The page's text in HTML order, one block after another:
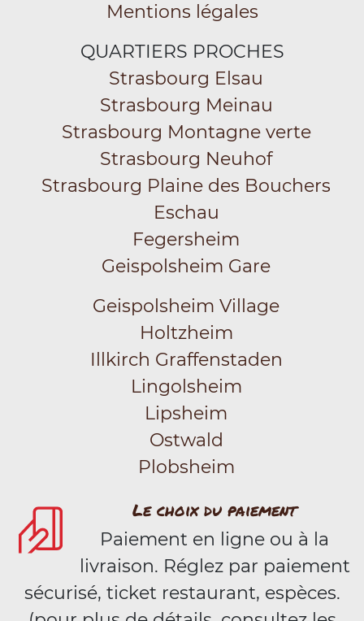
Mentions légales
QUARTIERS PROCHES
Strasbourg Elsau
Strasbourg Meinau
Strasbourg Montagne verte
Strasbourg Neuhof
Strasbourg Plaine des Bouchers
Eschau
Fegersheim
Geispolsheim Gare
Geispolsheim Village
Holtzheim
Illkirch Graffenstaden
Lingolsheim
Lipsheim
Ostwald
Plobsheim
Le choix du paiement
Paiement en ligne ou à la
livraison. Réglez par paiement
sécurisé, ticket restaurant, espèces.